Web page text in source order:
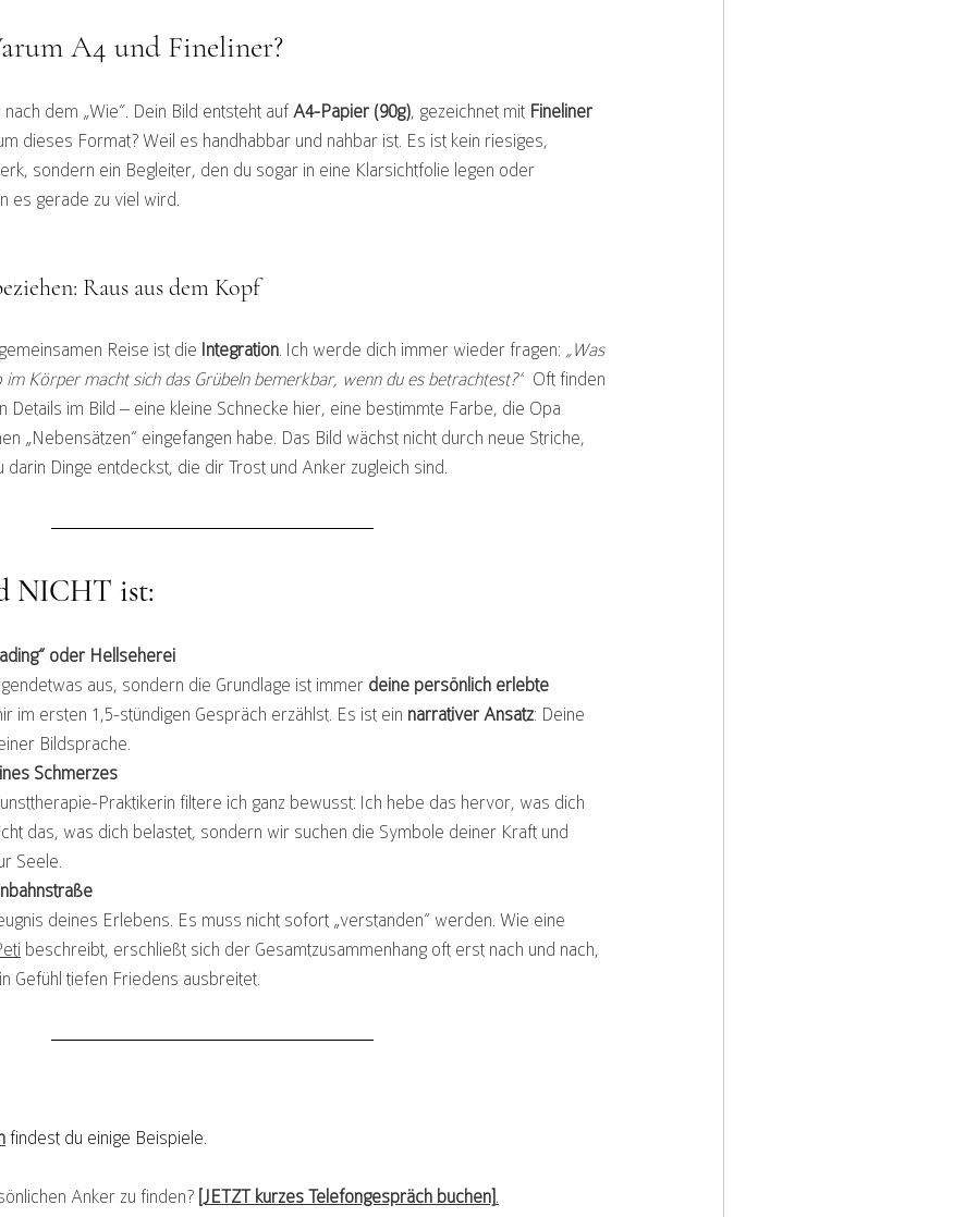
A4 und Fineliner?
dem „Wie“. Dein Bild entsteht auf A4-Papier (90g), gezeichnet mit Fineliner
dieses Format? Weil es handhabbar und nahbar ist. Es ist kein riesiges,
sondern ein Begleiter, den du sogar in eine Klarsichtfolie legen oder
es gerade zu viel wird.
Raus aus dem Kopf
Reise ist die Integration. Ich werde dich immer wieder fragen: „Was
Körper macht sich das Grübeln bemerkbar, wenn du es betrachtest?“ Oft finden
Details im Bild – eine kleine Schnecke hier, eine bestimmte Farbe, die Opa
„Nebensätzen“ eingefangen habe. Das Bild wächst nicht durch neue Striche,
Dinge entdeckst, die dir Trost und Anker zugleich sind.
NICHT ist:
oder Hellseherei
aus, sondern die Grundlage ist immer deine persönlich erlebte
im ersten 1,5-stündigen Gespräch erzählst. Es ist ein narrativer Ansatz: Deine
Bildsprache.
Schmerzes
Praktikerin filtere ich ganz bewusst: Ich hebe das hervor, was dich
das, was dich belastet, sondern wir suchen die Symbole deiner Kraft und
Seele.
deines Erlebens. Es muss nicht sofort „verstanden“ werden. Wie eine
beschreibt, erschließt sich der Gesamtzusammenhang oft erst nach und nach,
Gefühl tiefen Friedens ausbreitet.
findest du einige Beispiele.
Anker zu finden? [JETZT kurzes Telefongespräch buchen].